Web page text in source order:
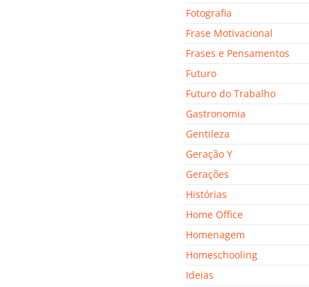
Fotografia
Frase Motivacional
Frases e Pensamentos
Futuro
Futuro do Trabalho
Gastronomia
Gentileza
Geração Y
Gerações
Histórias
Home Office
Homenagem
Homeschooling
Ideias